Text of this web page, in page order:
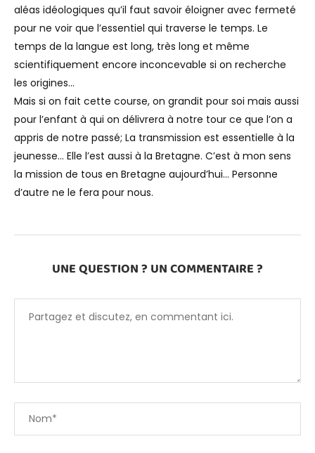
aléas idéologiques qu’il faut savoir éloigner avec fermeté
pour ne voir que l’essentiel qui traverse le temps. Le
temps de la langue est long, très long et même
scientifiquement encore inconcevable si on recherche
les origines…
Mais si on fait cette course, on grandit pour soi mais aussi
pour l’enfant à qui on délivrera à notre tour ce que l’on a
appris de notre passé; La transmission est essentielle à la
jeunesse… Elle l’est aussi à la Bretagne. C’est à mon sens
la mission de tous en Bretagne aujourd’hui… Personne
d’autre ne le fera pour nous.
UNE QUESTION ? UN COMMENTAIRE ?